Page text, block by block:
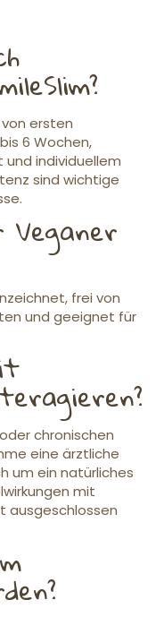
ersten
6 Wochen,
und individuellem
sind wichtige
frei von
und geeignet für
chronischen
eine ärztliche
um ein natürliches
mit
ausgeschlossen